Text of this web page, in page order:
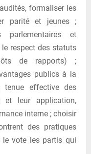
formaliser les
parité et jeunes ;
parlementaires et
respect des statuts
de rapports) ;
publics à la
tenue effective des
et leur application,
interne ; choisir
des pratiques
le vote les partis qui